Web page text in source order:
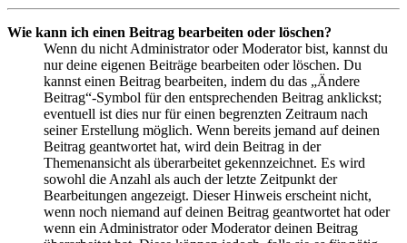
Wie kann ich einen Beitrag bearbeiten oder löschen?
Wenn du nicht Administrator oder Moderator bist, kannst du
nur deine eigenen Beiträge bearbeiten oder löschen. Du
kannst einen Beitrag bearbeiten, indem du das „Ändere
Beitrag“-Symbol für den entsprechenden Beitrag anklickst;
eventuell ist dies nur für einen begrenzten Zeitraum nach
seiner Erstellung möglich. Wenn bereits jemand auf deinen
Beitrag geantwortet hat, wird dein Beitrag in der
Themenansicht als überarbeitet gekennzeichnet. Es wird
sowohl die Anzahl als auch der letzte Zeitpunkt der
Bearbeitungen angezeigt. Dieser Hinweis erscheint nicht,
wenn noch niemand auf deinen Beitrag geantwortet hat oder
wenn ein Administrator oder Moderator deinen Beitrag